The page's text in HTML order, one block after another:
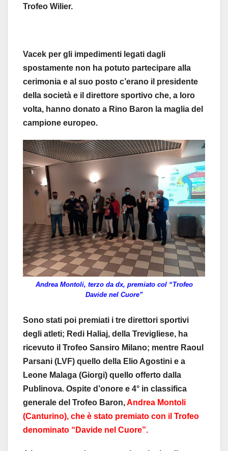
Trofeo Wilier.
Vacek per gli impedimenti legati dagli
spostamente non ha potuto partecipare alla
cerimonia e al suo posto c’erano il presidente
della società e il direttore sportivo che, a loro
volta, hanno donato a Rino Baron la maglia del
campione europeo.
Andrea Montoli, terzo da dx, premiato col “Trofeo
Davide nel Cuore”
Sono stati poi premiati i tre direttori sportivi
degli atleti; Redi Haliaj, della Trevigliese, ha
ricevuto il Trofeo Sansiro Milano; mentre Raoul
Parsani (LVF) quello della Elio Agostini e a
Leone Malaga (Giorgi) quello offerto dalla
Publinova. Ospite d’onore e 4° in classifica
generale del Trofeo Baron,Andrea Montoli
(Canturino), che è stato premiato con il Trofeo
denominato “Davide nel Cuore”.